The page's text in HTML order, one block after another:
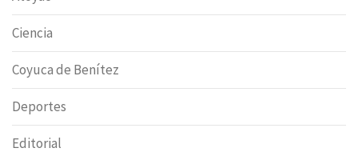
Ciencia
Coyuca de Benítez
Deportes
Editorial